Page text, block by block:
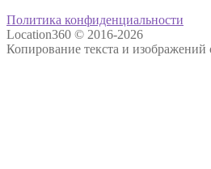
Политика конфиденциальности
Location360 © 2016-2026
Копирование текста и изображений